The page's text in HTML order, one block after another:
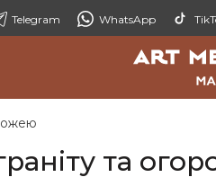
Telegram WhatsApp
та